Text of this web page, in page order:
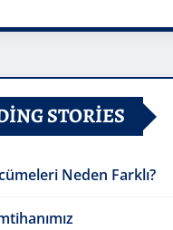
STORIES
Neden Farklı?